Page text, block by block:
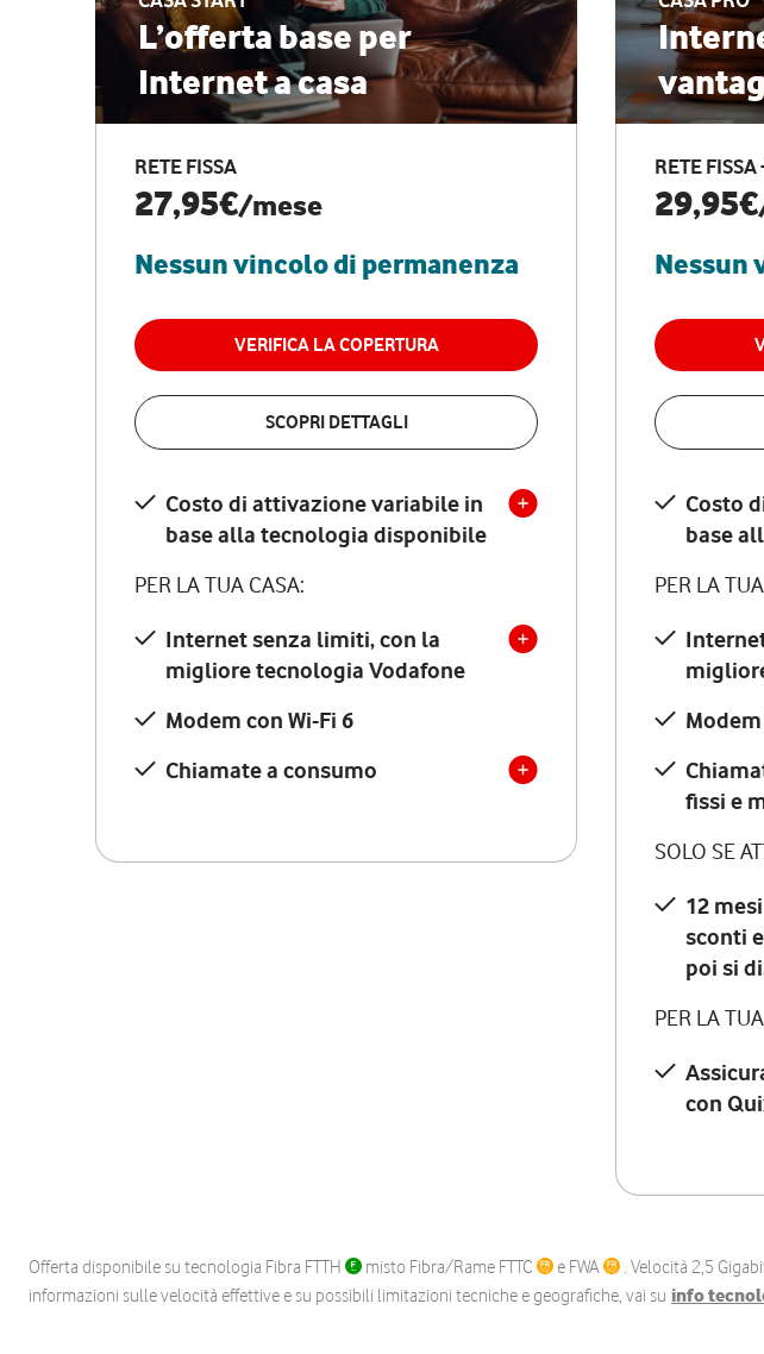
L’offerta base per
Internet a casa
RETE FISSA
27,95€/mese
Nessun vincolo di permanenza
VERIFICA LA COPERTURA
SCOPRI DETTAGLI
Costo di attivazione variabile in
base alla tecnologia disponibile
PER LA TUA CASA:
Internet senza limiti, con la
migliore tecnologia Vodafone
Modem con Wi-Fi 6
Chiamate a consumo
RETE
29,95€
Nessun
Costo
base
PER LA
Modem
fissi e
SOLO SE
12
sconti
poi si
PER LA
con
Offerta disponibile su tecnologia Fibra FTTH misto Fibra/Rame FTTC e FWA . Velocità 2,5
informazioni sulle velocità effettive e su possibili limitazioni tecniche e geografiche, vai su info